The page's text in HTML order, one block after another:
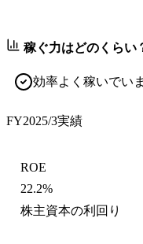
稼ぐ力はどのくらい
効率よく稼いでい
FY2025/3実績
ROE
22.2%
株主資本の利回り